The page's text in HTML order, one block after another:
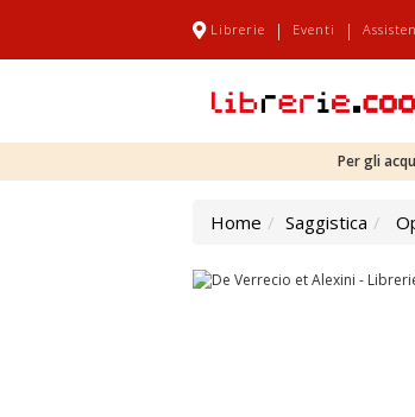
Librerie | Eventi |
Per gli
Home Saggistica